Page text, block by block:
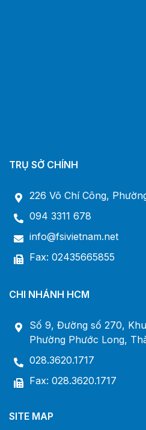
TRỤ SỞ CHÍNH
226 Võ Chí Công,
094 3311 678
info@fsivietnam.net
Fax: 02435665855
CHI NHÁNH HCM
Số 9, Đường số 270,
Phường Phước Long,
028.3620.1717
Fax: 028.3620.1717
SITE MAP